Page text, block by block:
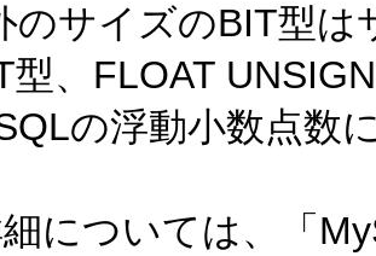
のサイズのBIT型
型、FLOAT
の浮動小数点数
については、「